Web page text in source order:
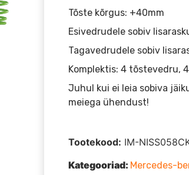
Tõste kõrgus: +40mm
Esivedrudele sobiv
Tagavedrudele sobiv
Komplektis: 4 tõstevedru,
Juhul kui ei leia sobiva
meiega ühendust!
Tootekood: IM-
Kategooriad: Mercedes-